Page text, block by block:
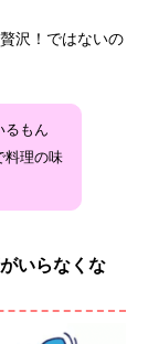
沢！ではないの
るもん
料理の味
いらなくな